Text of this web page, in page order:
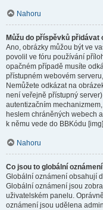
Nahoru
Můžu do příspěvků přidávat
Ano, obrázky můžou být ve
povolil ve fóru používání
opačném případě musíte
přístupném webovém
Nemůžete odkázat na
není veřejně přístupný
autentizačním
heslem chráněných webech
k němu vede do BBKódu
Nahoru
Co jsou to globální
Globální oznámení obsahují
Globální oznámení jsou
uživatelském panelu.
oznámení jsou udělena